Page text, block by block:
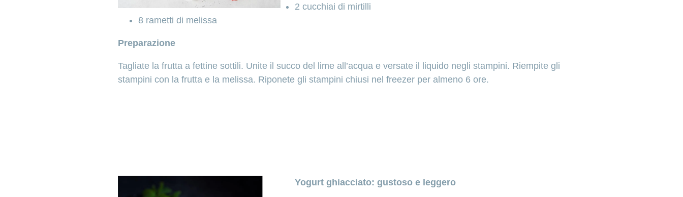
2 cucchiai di mirtilli
8 rametti di melissa
Preparazione
Tagliate la frutta a fettine sottili. Unite il succo del lime all’acqua e versate il liquido negli stampini. Riempite gli
stampini con la frutta e la melissa. Riponete gli stampini chiusi nel freezer per almeno 6 ore.
Yogurt ghiacciato: gustoso e leggero